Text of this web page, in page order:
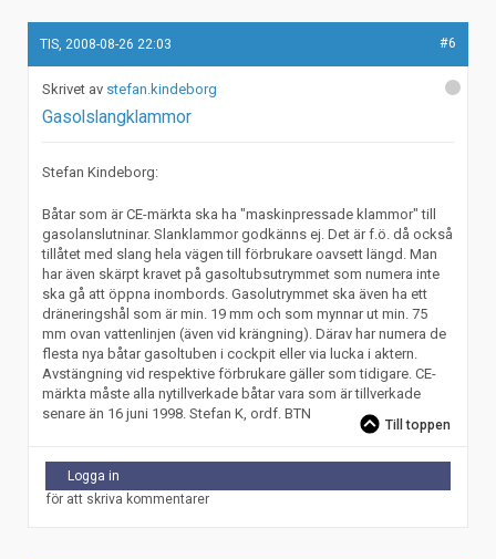
TIS, 2008-08-26 22:03 #6
stefan.kindeborg
Gasolslangklammor
Stefan Kindeborg:
Båtar som är CE-märkta ska ha "maskinpressade klammor" till
gasolanslutninar. Slanklammor godkänns ej. Det är f.ö. då också
tillåtet med slang hela vägen till förbrukare oavsett längd. Man
har även skärpt kravet på gasoltubsutrymmet som numera inte
ska gå att öppna inombords. Gasolutrymmet ska även ha ett
dräneringshål som är min. 19 mm och som mynnar ut min. 75
mm ovan vattenlinjen (även vid krängning). Därav har numera de
flesta nya båtar gasoltuben i cockpit eller via lucka i aktern.
Avstängning vid respektive förbrukare gäller som tidigare. CE-
märkta måste alla nytillverkade båtar vara som är tillverkade
senare än 16 juni 1998. Stefan K, ordf. BTN
Till toppen
Logga in
för att skriva kommentarer